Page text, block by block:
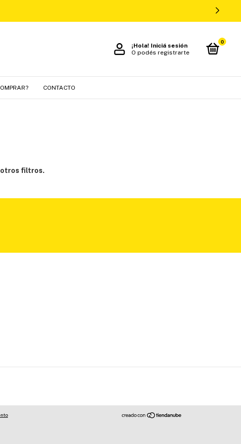
¡Hola! Iniciá sesión
O podés registrarte
0
CONTACTO
otros filtros.